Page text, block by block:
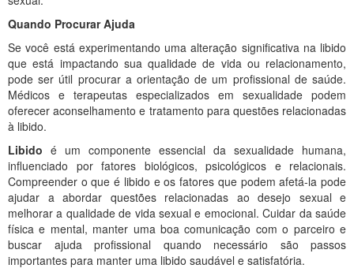
Quando Procurar Ajuda
Se você está experimentando uma alteração significativa na libido
que está impactando sua qualidade de vida ou relacionamento,
pode ser útil procurar a orientação de um profissional de saúde.
Médicos e terapeutas especializados em sexualidade podem
oferecer aconselhamento e tratamento para questões relacionadas
à libido.
Libido é um componente essencial da sexualidade humana,
influenciado por fatores biológicos, psicológicos e relacionais.
Compreender o que é libido e os fatores que podem afetá-la pode
ajudar a abordar questões relacionadas ao desejo sexual e
melhorar a qualidade de vida sexual e emocional. Cuidar da saúde
física e mental, manter uma boa comunicação com o parceiro e
buscar ajuda profissional quando necessário são passos
importantes para manter uma libido saudável e satisfatória.